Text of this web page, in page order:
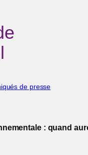
de presse
: quand